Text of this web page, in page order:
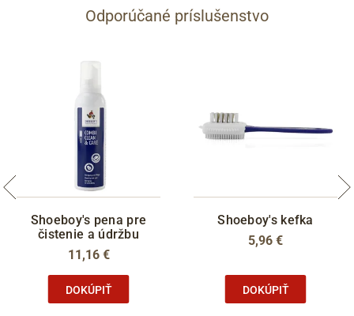
Odporúčané príslušenstvo
Shoeboy's pena pre
čistenie a údržbu
11,16 €
DOKÚPIŤ
Shoeboy's kefka
5,96 €
DOKÚPIŤ